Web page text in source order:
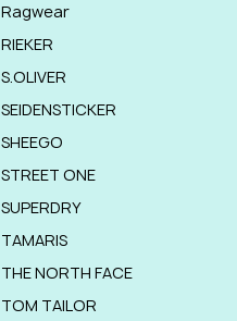
Ragwear
RIEKER
S.OLIVER
SEIDENSTICKER
SHEEGO
STREET ONE
SUPERDRY
TAMARIS
THE NORTH FACE
TOM TAILOR